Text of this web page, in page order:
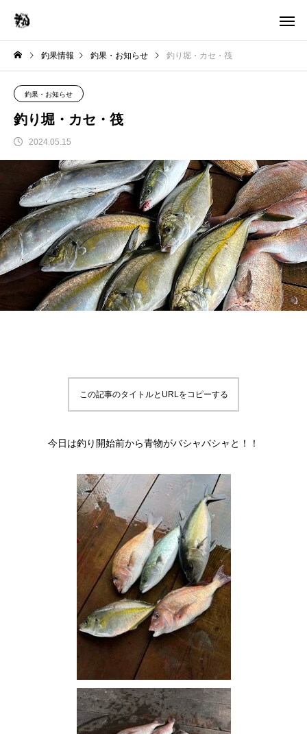
釣果情報 釣果・お知らせ 釣り堀・カセ・筏
釣果・お知らせ
釣り堀・カセ・筏
2024.05.15
この記事のタイトルとURLをコピーする
今日は釣り開始前から青物がバシャバシャと！！